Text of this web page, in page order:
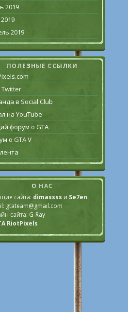
2019
2019
ПОЛЕЗНЫЕ ССЫЛКИ
в Social Club
на YouTube
форум о GTA
о GTA V
О НАС
сайта: dimassss и Se7en
gtateam@gmail.com
сайта: G-Ray
RiotPixels